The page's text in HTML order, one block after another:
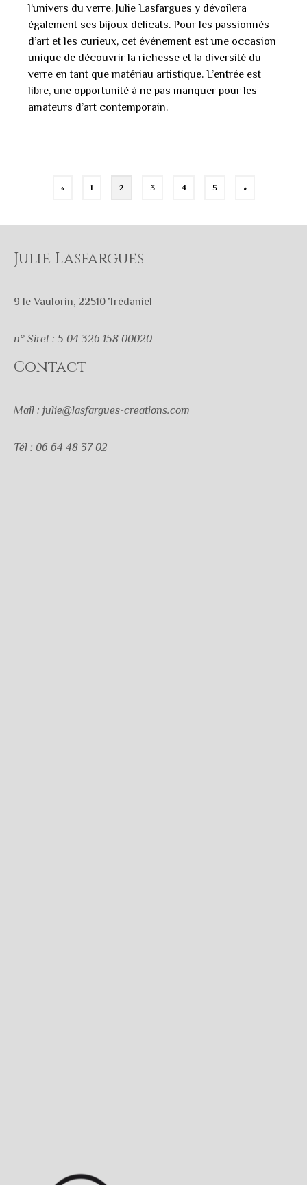
l’univers du verre. Julie Lasfargues y dévoilera
également ses bijoux délicats. Pour les passionnés
d’art et les curieux, cet événement est une occasion
unique de découvrir la richesse et la diversité du
verre en tant que matériau artistique. L’entrée est
libre, une opportunité à ne pas manquer pour les
amateurs d’art contemporain.
« 1 2 3 4 5 »
Julie Lasfargues
9 le Vaulorin, 22510 Trédaniel
n° Siret : 5 04 326 158 00020
Contact
Mail : julie@lasfargues-creations.com
Tél : 06 64 48 37 02